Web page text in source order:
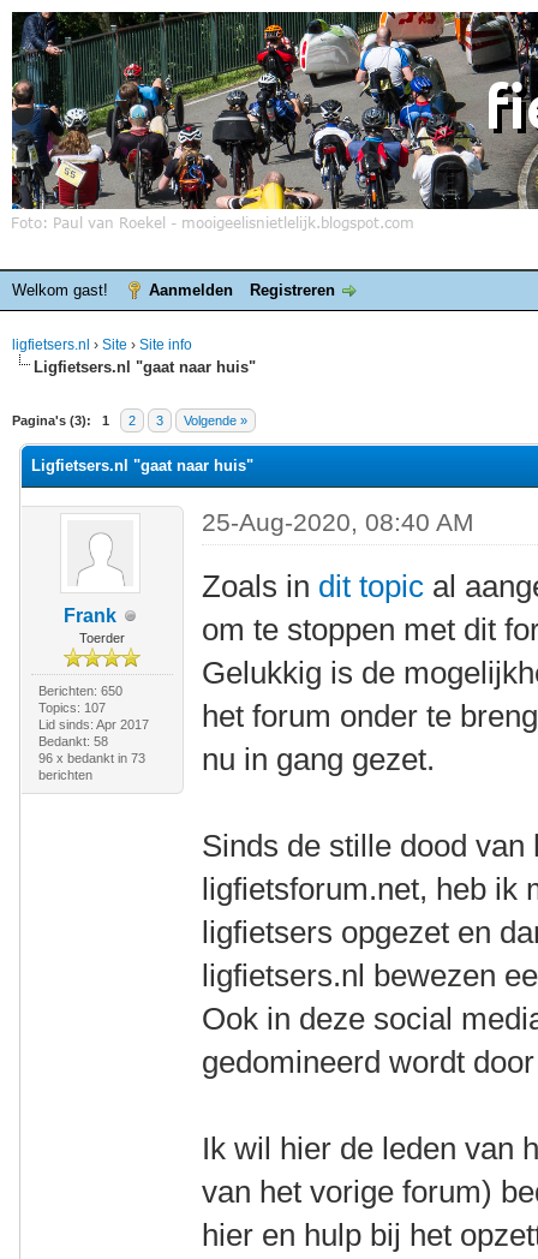
Welkom gast! Aanmelden Registreren
ligfietsers.nl › Site › Site info
Ligfietsers.nl "gaat naar huis"
Pagina's (3): 1 2 3 Volgende »
waardering is 0
Ligfietsers.nl "gaat naar huis"
Frank
Toerder
Berichten: 650
Topics: 107
Lid sinds: Apr 2017
Bedankt: 58
96 x bedankt in 73
berichten
25-Aug-2020, 08:40 AM
Zoals in dit topic al
om te stoppen met dit
Gelukkig is de
het forum onder te
nu in gang gezet.
Sinds de stille dood
ligfietsforum.net, heb ik
ligfietsers opgezet en
ligfietsers.nl bewezen
Ook in deze social
gedomineerd wordt
Ik wil hier de leden van
van het vorige forum)
hier en hulp bij het